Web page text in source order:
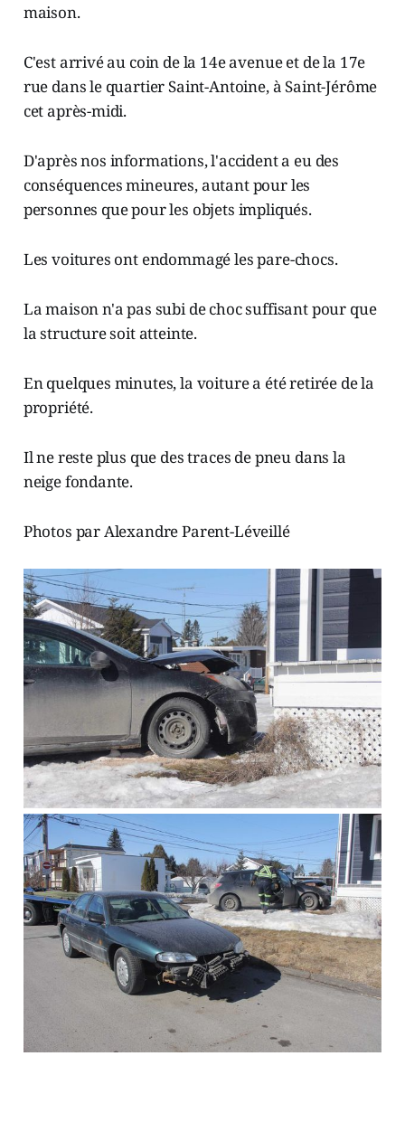
maison.
C'est arrivé au coin de la 14e avenue et de la 17e
rue dans le quartier Saint-Antoine, à Saint-Jérôme
cet après-midi.
D'après nos informations, l'accident a eu des
conséquences mineures, autant pour les
personnes que pour les objets impliqués.
Les voitures ont endommagé les pare-chocs.
La maison n'a pas subi de choc suffisant pour que
la structure soit atteinte.
En quelques minutes, la voiture a été retirée de la
propriété.
Il ne reste plus que des traces de pneu dans la
neige fondante.
Photos par Alexandre Parent-Léveillé